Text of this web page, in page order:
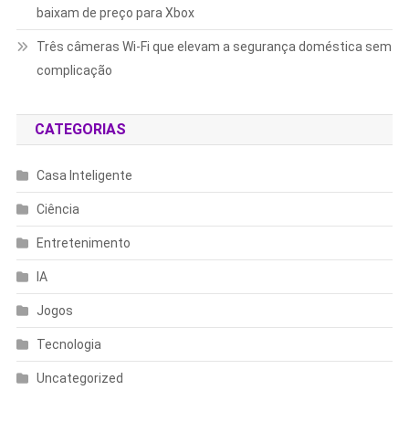
baixam de preço para Xbox
Três câmeras Wi-Fi que elevam a segurança doméstica sem
complicação
CATEGORIAS
Casa Inteligente
Ciência
Entretenimento
IA
Jogos
Tecnologia
Uncategorized